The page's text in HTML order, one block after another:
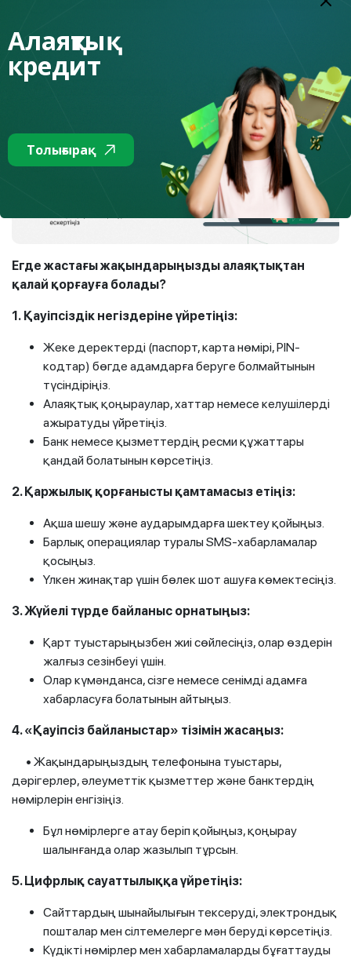
Егде жастағы жақындарыңызды алаяқтықтан
қалай қорғауға болады?
1. Қауіпсіздік негіздеріне үйретіңіз:
Жеке деректерді (паспорт, карта нөмірі, PIN-
кодтар) бөгде адамдарға беруге болмайтынын
түсіндіріңіз.
Алаяқтық қоңыраулар, хаттар немесе келушілерді
ажыратуды үйретіңіз.
Банк немесе қызметтердің ресми құжаттары
қандай болатынын көрсетіңіз.
2. Қаржылық қорғанысты қамтамасыз етіңіз:
Ақша шешу және аударымдарға шектеу қойыңыз.
Барлық операциялар туралы SMS-хабарламалар
қосыңыз.
Үлкен жинақтар үшін бөлек шот ашуға көмектесіңіз.
3. Жүйелі түрде байланыс орнатыңыз:
Қарт туыстарыңызбен жиі сөйлесіңіз, олар өздерін
жалғыз сезінбеуі үшін.
Олар күмәнданса, сізге немесе сенімді адамға
хабарласуға болатынын айтыңыз.
4. «Қауіпсіз байланыстар» тізімін жасаңыз:
• Жақындарыңыздың телефонына туыстары,
дәрігерлер, әлеуметтік қызметтер және банктердің
нөмірлерін енгізіңіз.
Бұл нөмірлерге атау беріп қойыңыз, қоңырау
шалынғанда олар жазылып тұрсын.
5. Цифрлық сауаттылыққа үйретіңіз:
Сайттардың шынайылығын тексеруді, электрондық
пошталар мен сілтемелерге мән беруді көрсетіңіз.
Күдікті нөмірлер мен хабарламаларды бұғаттауды
Алаяқтық
кредит
Толығырақ